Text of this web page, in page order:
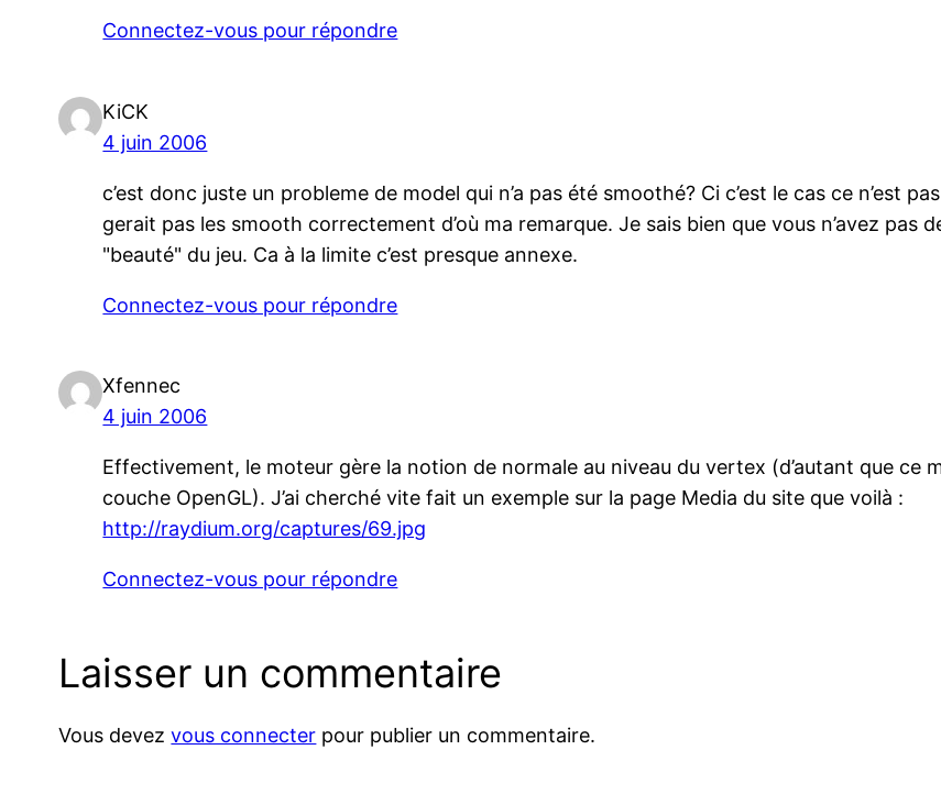
Connectez-vous pour répondre
KiCK
4 juin 2006
c’est donc juste un probleme de model qui n’a pas été smoothé? Ci c’est le cas ce n’est
gerait pas les smooth correctement d’où ma remarque. Je sais bien que vous n’avez pas
"beauté" du jeu. Ca à la limite c’est presque annexe.
Connectez-vous pour répondre
Xfennec
4 juin 2006
Effectivement, le moteur gère la notion de normale au niveau du vertex (d’autant que ce
couche OpenGL). J’ai cherché vite fait un exemple sur la page Media du site que voilà :
http://raydium.org/captures/69.jpg
Connectez-vous pour répondre
Laisser un commentaire
Vous devezvous connecter pour publier un commentaire.